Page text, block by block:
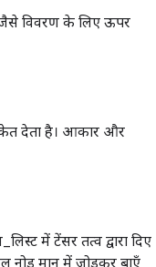
विवरण के लिए ऊपर
देता है। आकार और
में टेंसर तत्व द्वारा दिए
नोड मान में जोड़कर बाएँ